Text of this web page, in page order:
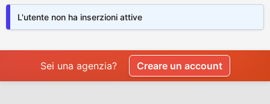
L'utente non ha inserzioni attive
Sei una agenzia? Creare un account